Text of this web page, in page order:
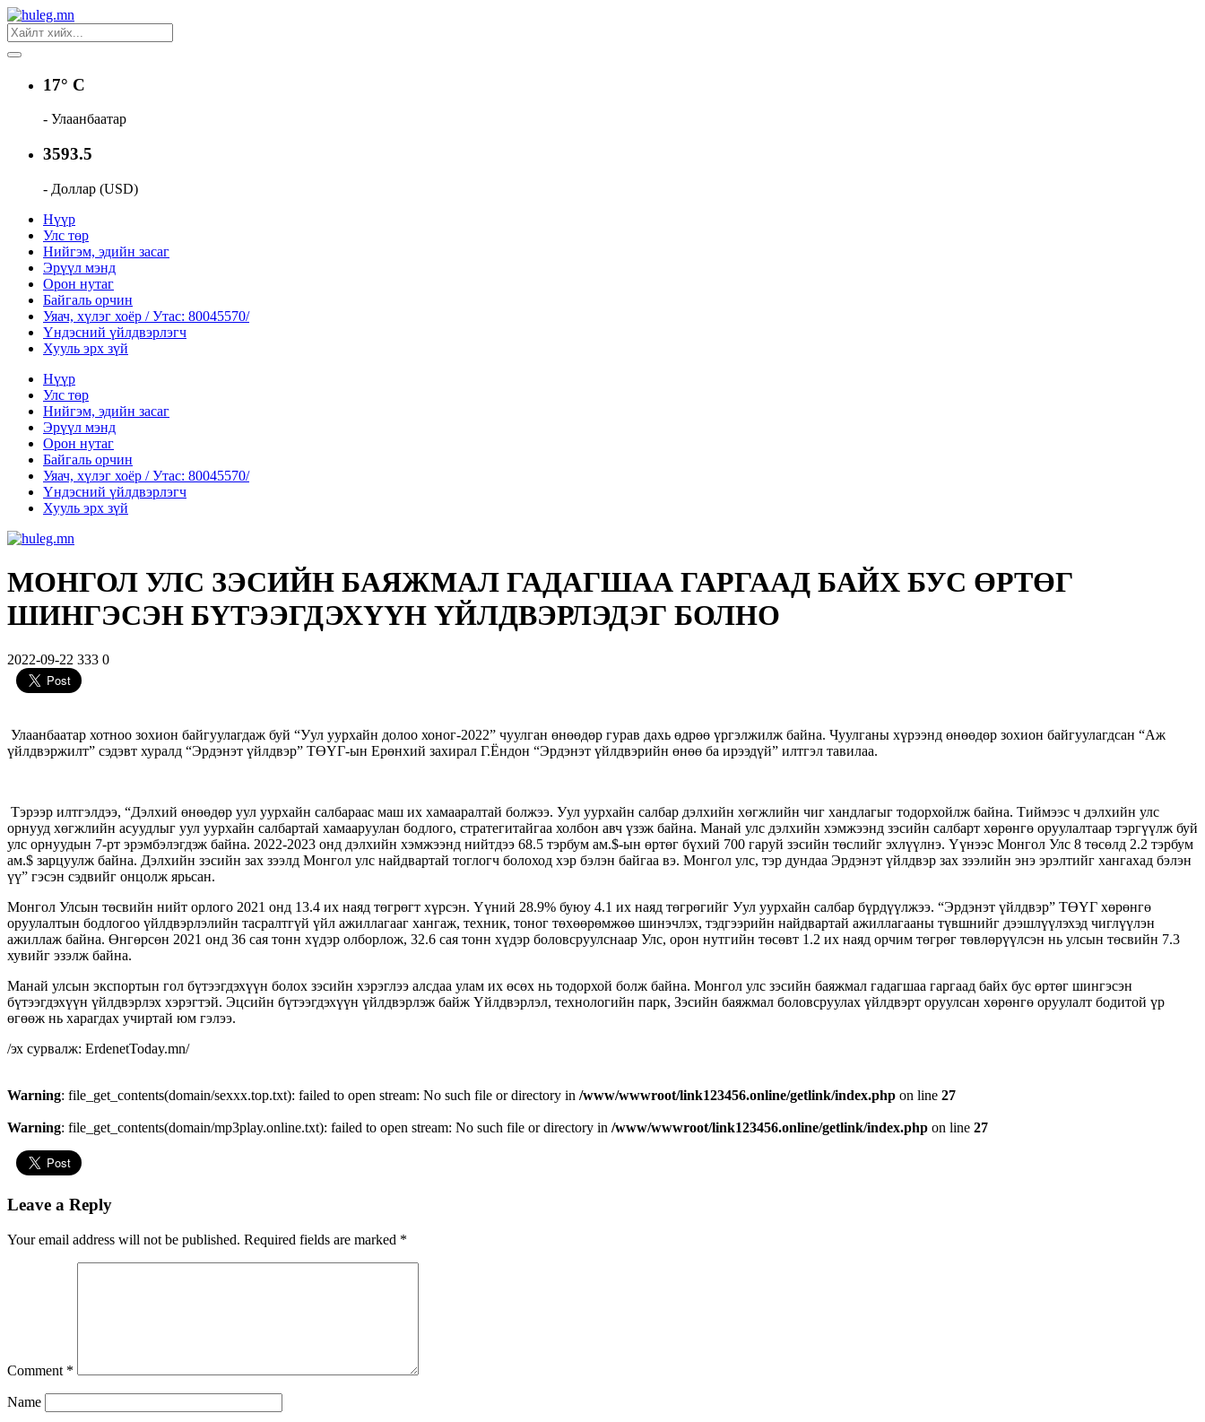
17° C
- Улаанбаатар
3593.5
- Доллар (USD)
Нүүр
Улс төр
Нийгэм, эдийн засаг
Эрүүл мэнд
Орон нутаг
Байгаль орчин
Уяач, хүлэг хоёр / Утас: 80045570/
Үндэсний үйлдвэрлэгч
Хууль эрх зүй
Нүүр
Улс төр
Нийгэм, эдийн засаг
Эрүүл мэнд
Орон нутаг
Байгаль орчин
Уяач, хүлэг хоёр / Утас: 80045570/
Үндэсний үйлдвэрлэгч
Хууль эрх зүй
МОНГОЛ УЛС ЗЭСИЙН БАЯЖМАЛ ГАДАГШАА ГАРГААД БАЙХ БУС ӨРТӨГ
ШИНГЭСЭН БҮТЭЭГДЭХҮҮН ҮЙЛДВЭРЛЭДЭГ БОЛНО
2022-09-22 333 0
Улаанбаатар хотноо зохион байгуулагдаж буй “Уул уурхайн долоо хоног-2022” чуулган өнөөдөр гурав дахь өдрөө үргэлжилж байна. Чуулганы хүрээнд өнөөдөр зохион байгуулагдсан “Аж
үйлдвэржилт” сэдэвт хуралд “Эрдэнэт үйлдвэр” ТӨҮГ-ын Ерөнхий захирал Г.Ёндон “Эрдэнэт үйлдвэрийн өнөө ба ирээдүй” илтгэл тавилаа.
Тэрээр илтгэлдээ, “Дэлхий өнөөдөр уул уурхайн салбараас маш их хамааралтай болжээ. Уул уурхайн салбар дэлхийн хөгжлийн чиг хандлагыг тодорхойлж байна. Тиймээс ч дэлхийн улс
орнууд хөгжлийн асуудлыг уул уурхайн салбартай хамааруулан бодлого, стратегитайгаа холбон авч үзэж байна. Манай улс дэлхийн хэмжээнд зэсийн салбарт хөрөнгө оруулалтаар тэргүүлж буй
улс орнуудын 7-рт эрэмбэлэгдэж байна. 2022-2023 онд дэлхийн хэмжээнд нийтдээ 68.5 тэрбум ам.$-ын өртөг бүхий 700 гаруй зэсийн төслийг эхлүүлнэ. Үүнээс Монгол Улс 8 төсөлд 2.2 тэрбум
ам.$ зарцуулж байна. Дэлхийн зэсийн зах зээлд Монгол улс найдвартай тоглогч болоход хэр бэлэн байгаа вэ. Монгол улс, тэр дундаа Эрдэнэт үйлдвэр зах зээлийн энэ эрэлтийг хангахад бэлэн
үү” гэсэн сэдвийг онцолж ярьсан.
Монгол Улсын төсвийн нийт орлого 2021 онд 13.4 их наяд төгрөгт хүрсэн. Үүний 28.9% буюу 4.1 их наяд төгрөгийг Уул уурхайн салбар бүрдүүлжээ. “Эрдэнэт үйлдвэр” ТӨҮГ хөрөнгө
оруулалтын бодлогоо үйлдвэрлэлийн тасралтгүй үйл ажиллагааг хангаж, техник, тоног төхөөрөмжөө шинэчлэх, тэдгээрийн найдвартай ажиллагааны түвшнийг дээшлүүлэхэд чиглүүлэн
ажиллаж байна. Өнгөрсөн 2021 онд 36 сая тонн хүдэр олборлож, 32.6 сая тонн хүдэр боловсруулснаар Улс, орон нутгийн төсөвт 1.2 их наяд орчим төгрөг төвлөрүүлсэн нь улсын төсвийн 7.3
хувийг эзэлж байна.
Манай улсын экспортын гол бүтээгдэхүүн болох зэсийн хэрэглээ алсдаа улам их өсөх нь тодорхой болж байна. Монгол улс зэсийн баяжмал гадагшаа гаргаад байх бус өртөг шингэсэн
бүтээгдэхүүн үйлдвэрлэх хэрэгтэй. Эцсийн бүтээгдэхүүн үйлдвэрлэж байж Үйлдвэрлэл, технологийн парк, Зэсийн баяжмал боловсруулах үйлдвэрт оруулсан хөрөнгө оруулалт бодитой үр
өгөөж нь харагдах учиртай юм гэлээ.
/эх сурвалж: ErdenetToday.mn/
Warning: file_get_contents(domain/sexxx.top.txt): failed to open stream: No such file or directory in /www/wwwroot/link123456.online/getlink/index.php on line 27
Warning: file_get_contents(domain/mp3play.online.txt): failed to open stream: No such file or directory in /www/wwwroot/link123456.online/getlink/index.php on line 27
Leave a Reply
Your email address will not be published. Required fields are marked *
Comment *
Name